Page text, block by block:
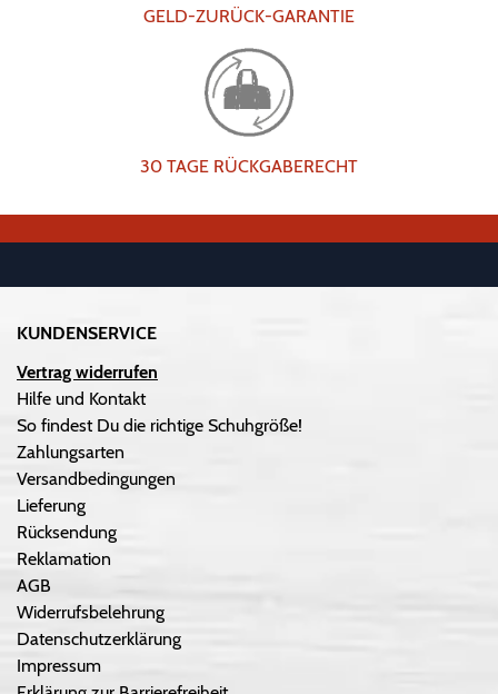
GELD-ZURÜCK-GARANTIE
30 TAGE RÜCKGABERECHT
KUNDENSERVICE
Vertrag widerrufen
Hilfe und Kontakt
So findest Du die richtige Schuhgröße!
Zahlungsarten
Versandbedingungen
Lieferung
Rücksendung
Reklamation
AGB
Widerrufsbelehrung
Datenschutzerklärung
Impressum